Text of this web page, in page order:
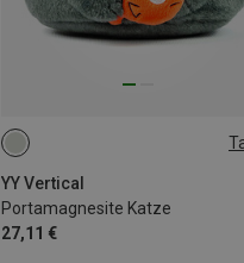
YY Vertical
Portamagnesite Katze
27,11 €
ONE SIZE